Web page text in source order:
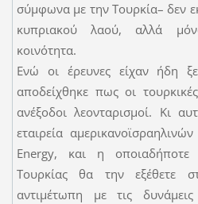
σύμφωνα με την Τουρκία– δεν
κυπριακού λαού, αλλά
κοινότητα.
Ενώ οι έρευνες είχαν ήδη
αποδείχθηκε πως οι
ανέξοδοι λεονταρισμοί. Κι
εταιρεία
Energy, και η οποιαδήποτε
Τουρκίας θα την εξέθετε
αντιμέτωπη με τις